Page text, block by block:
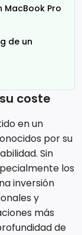
Pro
de un
coste
en un
por su
Sin
los
inversión
y
más
de